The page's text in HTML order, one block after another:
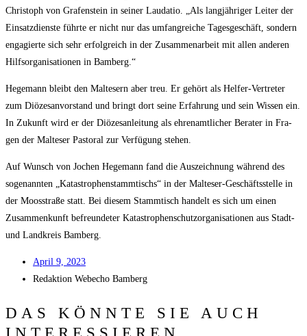
Chris­toph von Gra­fen­stein in sei­ner Lau­da­tio. „Als lang­jäh­ri­ger Lei­ter der
Ein­satz­diens­te führ­te er nicht nur das umfang­rei­che Tages­ge­schäft, son­dern
enga­gier­te sich sehr erfolg­reich in der Zusam­men­ar­beit mit allen ande­ren
Hilfs­or­ga­ni­sa­tio­nen in Bamberg.“
Hege­mann bleibt den Mal­te­sern aber treu. Er gehört als Hel­fer-Ver­tre­ter
zum Diö­ze­san­vor­stand und bringt dort sei­ne Erfah­rung und sein Wis­sen ein.
In Zukunft wird er der Diö­ze­san­lei­tung als ehren­amt­li­cher Bera­ter in Fra­
gen der Mal­te­ser Pas­to­ral zur Ver­fü­gung stehen.
Auf Wunsch von Jochen Hege­mann fand die Aus­zeich­nung wäh­rend des
soge­nann­ten „Kata­stro­phen­stamm­tischs“ in der Mal­te­ser-Geschäfts­stel­le in
der Moos­stra­ße statt. Bei die­sem Stamm­tisch han­delt es sich um einen
Zusam­men­kunft befreun­de­ter Kata­stro­phen­schutz­or­ga­ni­sa­tio­nen aus Stadt-
und Land­kreis Bamberg.
April 9, 2023
Redak­ti­on Web­echo Bamberg
DAS KÖNNTE SIE AUCH